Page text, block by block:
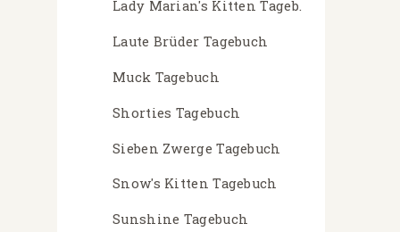
Lady Marian's Kitten Tageb.
Laute Brüder Tagebuch
Muck Tagebuch
Shorties Tagebuch
Sieben Zwerge Tagebuch
Snow's Kitten Tagebuch
Sunshine Tagebuch